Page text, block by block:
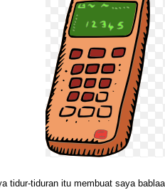
tidur-tiduran itu membuat saya